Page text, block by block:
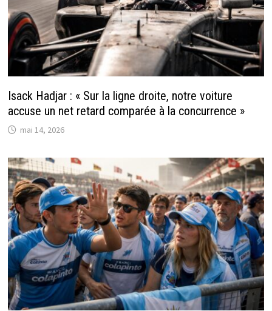
Isack Hadjar : « Sur la ligne droite, notre voiture
accuse un net retard comparée à la concurrence »
mai 14, 2026